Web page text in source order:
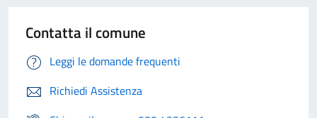
Contatta il comune
Leggi le domande frequenti
Richiedi Assistenza